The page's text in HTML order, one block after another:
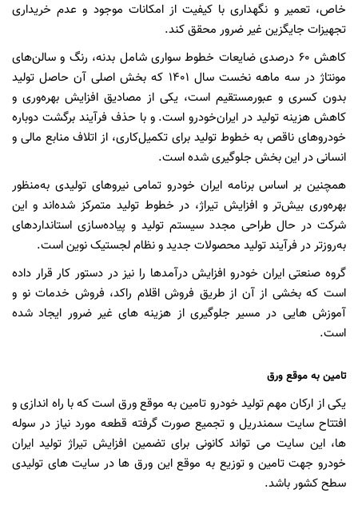
خاص، تعمیر و نگهداری با کیفیت از امکانات موجود و عدم خریداری
تجهیزات جایگزین غیر ضرور محقق کند.
کاهش ۶۰ درصدی ضایعات خطوط سواری شامل بدنه، رنگ و سالن‌های
مونتاژ در سه ماهه نخست سال 1401 که بخش اصلی آن حاصل تولید
بدون کسری و عبورمستقیم است، یکی از مصادیق افزایش بهره‌وری و
کاهش هزینه تولید در ایران‌خودرو است. و با حذف فرآیند برگشت دوباره
خودروهای ناقص به خطوط تولید برای تکمیل‌کاری، از اتلاف منابع مالی و
انسانی در این بخش جلوگیری شده است.
همچنین بر اساس برنامه ایران خودرو تمامی نیروهای تولیدی به‌منظور
بهره‌وری بیش‌تر و افزایش تیراژ، در خطوط تولید متمرکز شده‌اند و این
شرکت در حال طراحی مجدد سیستم تولید و پیاده‌سازی استانداردهای
به‌روزتر در فرآیند تولید محصولات جدید و نظام لجستیک نوین است.
گروه صنعتی ایران خودرو افزایش درآمدها را نیز در دستور کار قرار داده
است که بخشی از آن از طریق فروش اقلام راکد، فروش خدمات نو و
آموزش هایی در مسیر جلوگیری از هزینه های غیر ضرور ایجاد شده
است.
تامین به موقع ورق
یکی از ارکان مهم تولید خودرو تامین به موقع ورق است که با راه اندازی و
افتتاح سایت سمندریل و تجمیع صورت گرفته قطعه مورد نیاز در سوله
ها، این سایت می تواند کانونی برای تضمین افزایش تیراژ تولید ایران
خودرو جهت تامین و توزیع به موقع این ورق ها در سایت های تولیدی
سطح کشور باشد.